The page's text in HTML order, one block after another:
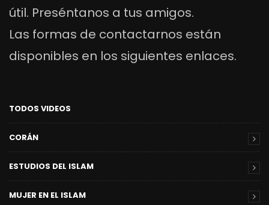
útil. Preséntanos a tus amigos.
Las formas de contactarnos están
disponibles en los siguientes enlaces.
TODOS VIDEOS
CORÁN
ESTUDIOS DEL ISLAM
MUJER EN EL ISLAM